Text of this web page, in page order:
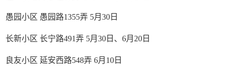
愚园小区 愚园路1355弄 5月30日
长新小区 长宁路491弄 5月30日、6月20日
良友小区 延安西路548弄 6月10日